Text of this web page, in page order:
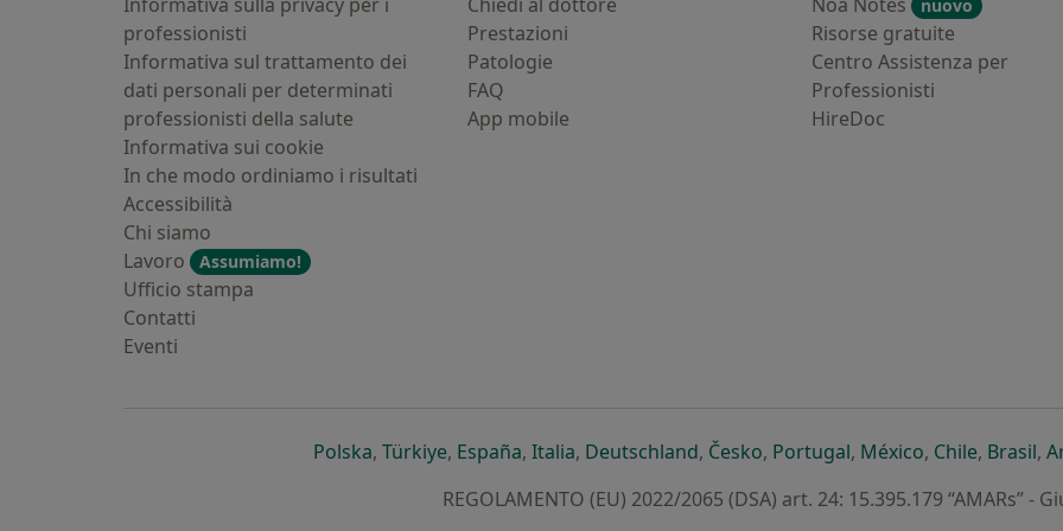
professionisti
Informativa sul trattamento dei
dati personali per determinati
professionisti della salute
Informativa sui cookie
In che modo ordiniamo i risultati
Accessibilità
Chi siamo
Lavoro
Assumiamo!
Ufficio stampa
Contatti
Eventi
Prestazioni
Patologie
FAQ
App mobile
nuovo
Risorse gratuite
Centro Assistenza per
Professionisti
HireDoc
Polskasi apre in una nuova scheda
, Türkiyesi apre in una nuova scheda
, Españasi apre in una nuova scheda
, Italiasi apre in una nuova scheda
, Deutschlandsi apre in una nuova scheda
, Českosi apre in una nuova scheda
, Portugalsi apre in una nuova
, Méxicosi apre in una
, Chilesi apre in
, Brasilsi
,
REGOLAMENTO (EU) 2022/2065 (DSA) art. 24: 15.395.179 “AMARs” -